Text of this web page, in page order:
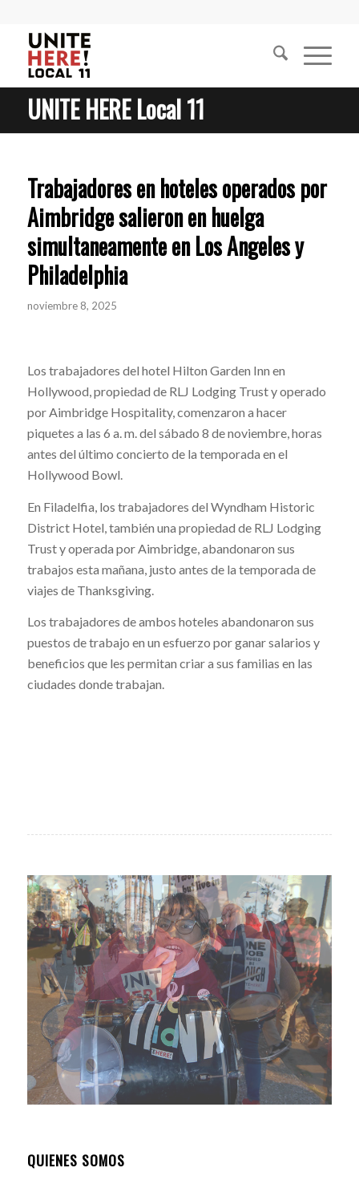
UNITE HERE Local 11
Trabajadores en hoteles operados por
Aimbridge salieron en huelga
simultaneamente en Los Angeles y
Philadelphia
noviembre 8, 2025
Los trabajadores del hotel Hilton Garden Inn en
Hollywood, propiedad de RLJ Lodging Trust y operado
por Aimbridge Hospitality, comenzaron a hacer
piquetes a las 6 a. m. del sábado 8 de noviembre, horas
antes del último concierto de la temporada en el
Hollywood Bowl.
En Filadelfia, los trabajadores del Wyndham Historic
District Hotel, también una propiedad de RLJ Lodging
Trust y operada por Aimbridge, abandonaron sus
trabajos esta mañana, justo antes de la temporada de
viajes de Thanksgiving.
Los trabajadores de ambos hoteles abandonaron sus
puestos de trabajo en un esfuerzo por ganar salarios y
beneficios que les permitan criar a sus familias en las
ciudades donde trabajan.
QUIENES SOMOS